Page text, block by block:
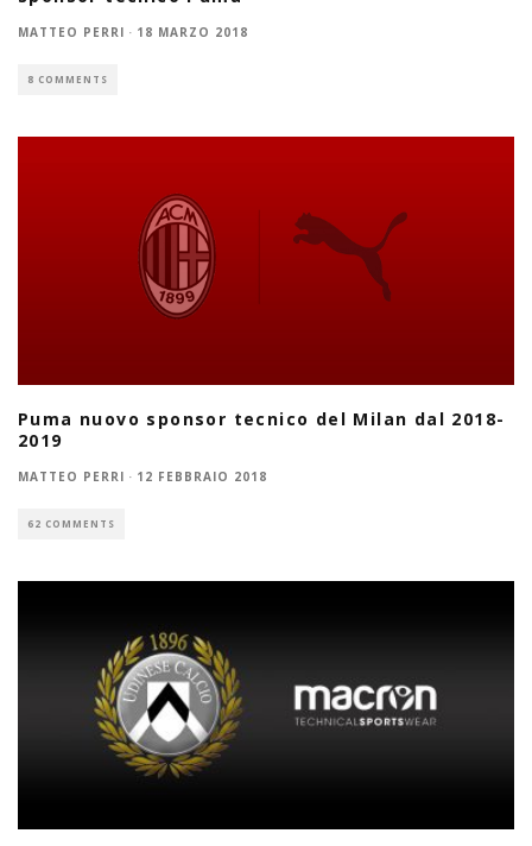
MATTEO PERRI · 18 MARZO 2018
8 COMMENTS
Puma nuovo sponsor tecnico del Milan dal 2018-
2019
MATTEO PERRI · 12 FEBBRAIO 2018
62 COMMENTS